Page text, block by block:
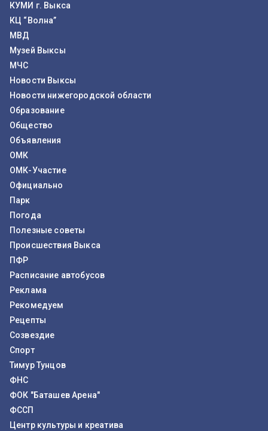
КУМИ г. Выкса
КЦ “Волна”
МВД
Музей Выксы
МЧС
Новости Выксы
Новости нижегородской области
Образование
Общество
Объявления
ОМК
ОМК-Участие
Официально
Парк
Погода
Полезные советы
Происшествия Выкса
ПФР
Расписание автобусов
Реклама
Рекомедуем
Рецепты
Созвездие
Спорт
Тимур Тунцов
ФНС
ФОК "Баташев Арена"
ФССП
Центр культуры и креатива